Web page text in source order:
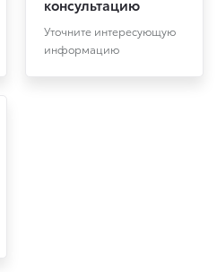
консультацию
Уточните интересующую
информацию